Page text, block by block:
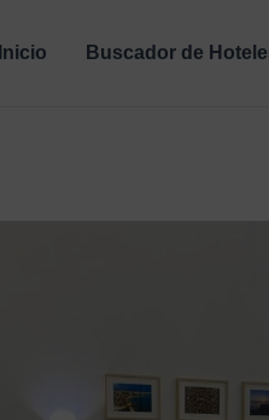
Inicio Buscador de